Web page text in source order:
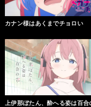
カナン様はあくまでチョロい
上伊那ぼたん、酔へる姿は百合